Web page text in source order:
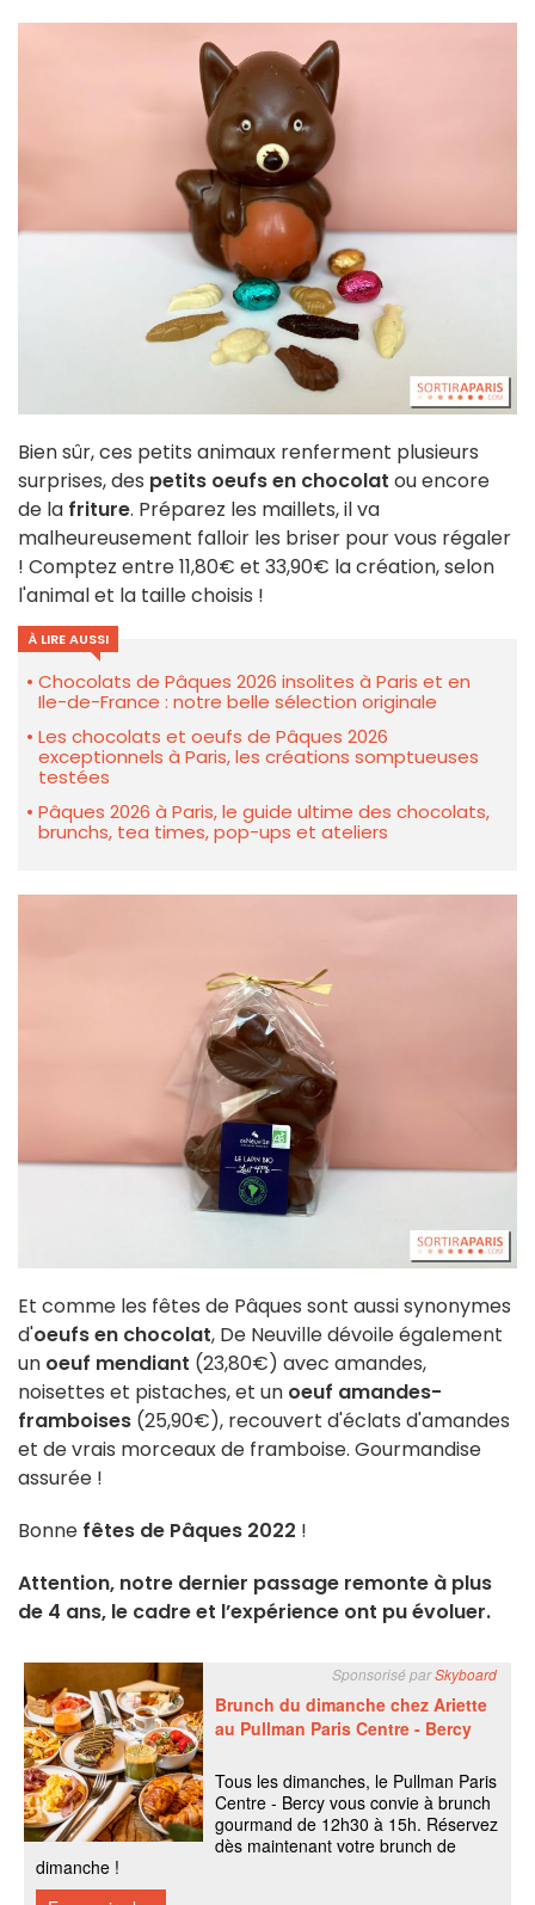
Bien sûr, ces petits animaux renferment plusieurs
surprises, des petits oeufs en chocolat ou encore
de la friture. Préparez les maillets, il va
malheureusement falloir les briser pour vous régaler
! Comptez entre 11,80€ et 33,90€ la création, selon
l'animal et la taille choisis !
À LIRE AUSSI
Chocolats de Pâques 2026 insolites à Paris et en
Ile-de-France : notre belle sélection originale
Les chocolats et oeufs de Pâques 2026
exceptionnels à Paris, les créations somptueuses
testées
Pâques 2026 à Paris, le guide ultime des chocolats,
brunchs, tea times, pop-ups et ateliers
Et comme les fêtes de Pâques sont aussi synonymes
d'oeufs en chocolat, De Neuville dévoile également
un oeuf mendiant (23,80€) avec amandes,
noisettes et pistaches, et un oeuf amandes-
framboises (25,90€), recouvert d'éclats d'amandes
et de vrais morceaux de framboise. Gourmandise
assurée !
Bonne fêtes de Pâques 2022 !
Attention, notre dernier passage remonte à plus
de 4 ans, le cadre et l’expérience ont pu évoluer.